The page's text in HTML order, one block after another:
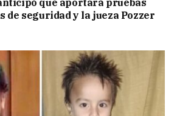
de seguridad y la jueza Pozzer